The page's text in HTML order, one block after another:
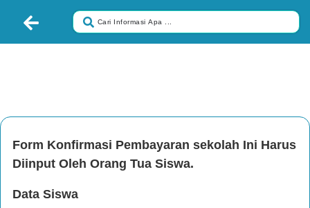
Form Konfirmasi Pembayaran sekolah Ini Harus
Diinput Oleh Orang Tua Siswa.
Data Siswa